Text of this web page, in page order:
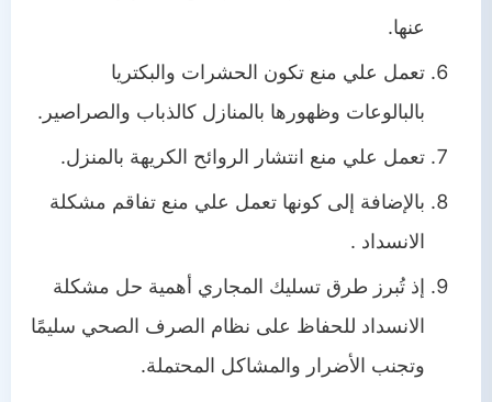
عنها.
تعمل علي منع تكون الحشرات والبكتريا
بالبالوعات وظهورها بالمنازل كالذباب والصراصير.
تعمل علي منع انتشار الروائح الكريهة بالمنزل.
بالإضافة إلى كونها تعمل علي منع تفاقم مشكلة
الانسداد .
إذ تُبرز طرق تسليك المجاري أهمية حل مشكلة
الانسداد للحفاظ على نظام الصرف الصحي سليمًا
وتجنب الأضرار والمشاكل المحتملة.